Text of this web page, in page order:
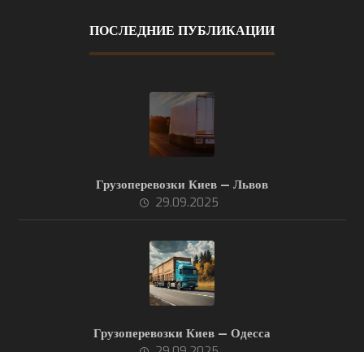
ПОСЛЕДНИЕ ПУБЛИКАЦИИ
Грузоперевозки Киев — Львов
29.09.2025
Грузоперевозки Киев — Одесса